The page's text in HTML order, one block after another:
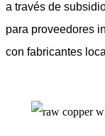
a través de
para proveedores
con fabricantes